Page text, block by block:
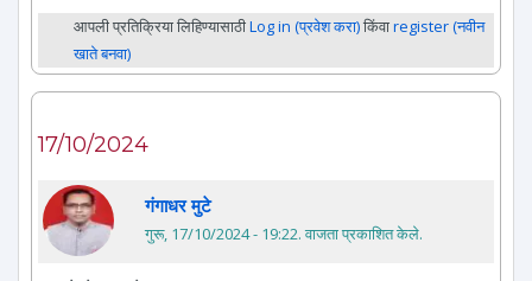
आपली प्रतिक्रिया लिहिण्यासाठीLog in (प्रवेश करा)किंवाregister (नवीन
खाते बनवा)
17/10/2024
गंगाधर मुटे
गुरू, 17/10/2024 - 19:22. वाजता प्रकाशित केले.